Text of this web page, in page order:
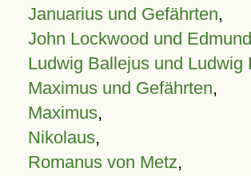
Januarius und Gefährten,
John Lockwood und
Ludwig Ballejus und Ludwig
Maximus und Gefährten,
Maximus,
Nikolaus,
Romanus von Metz,